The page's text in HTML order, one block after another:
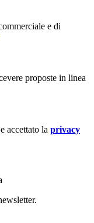
e di
proposte in linea
accettato la privacy